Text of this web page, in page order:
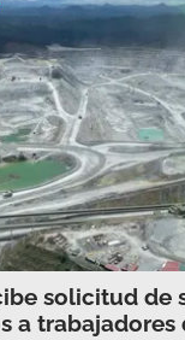
solicitud de
a trabajadores